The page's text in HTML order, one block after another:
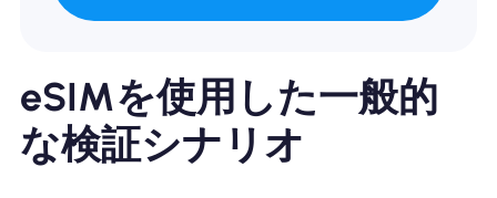
eSIMを使用した一般的
な検証シナリオ